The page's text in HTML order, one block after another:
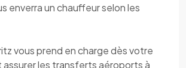
enverra un chauffeur selon les
vous prend en charge dès votre
assurer les transferts aéroports à